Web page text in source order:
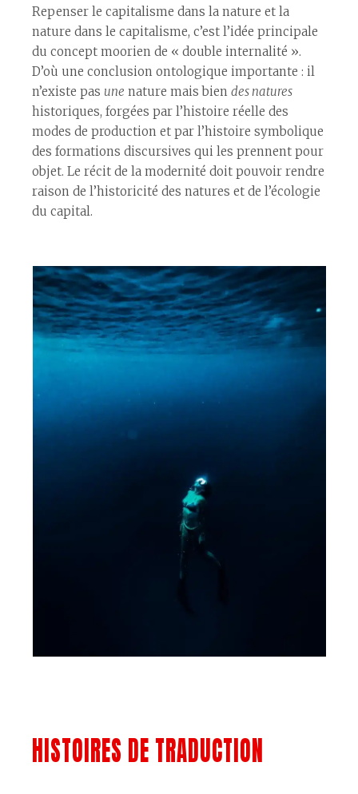
Repenser le capitalisme dans la nature et la
nature dans le capitalisme, c’est l’idée principale
du concept moorien de « double internalité ».
D’où une conclusion ontologique importante : il
n’existe pas une nature mais biendes natures
historiques, forgées par l’histoire réelle des
modes de production et par l’histoire symbolique
des formations discursives qui les prennent pour
objet. Le récit de la modernité doit pouvoir rendre
raison de l’historicité des natures et de l’écologie
du capital.
HISTOIRES DE TRADUCTION